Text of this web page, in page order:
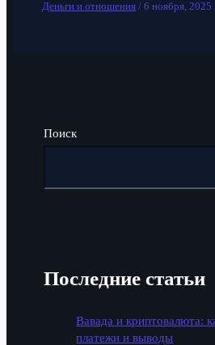
Деньги и отношения /6 ноября, 2025
Поиск
Последние статьи
Вавада и криптовалюта:
платежи и выводы